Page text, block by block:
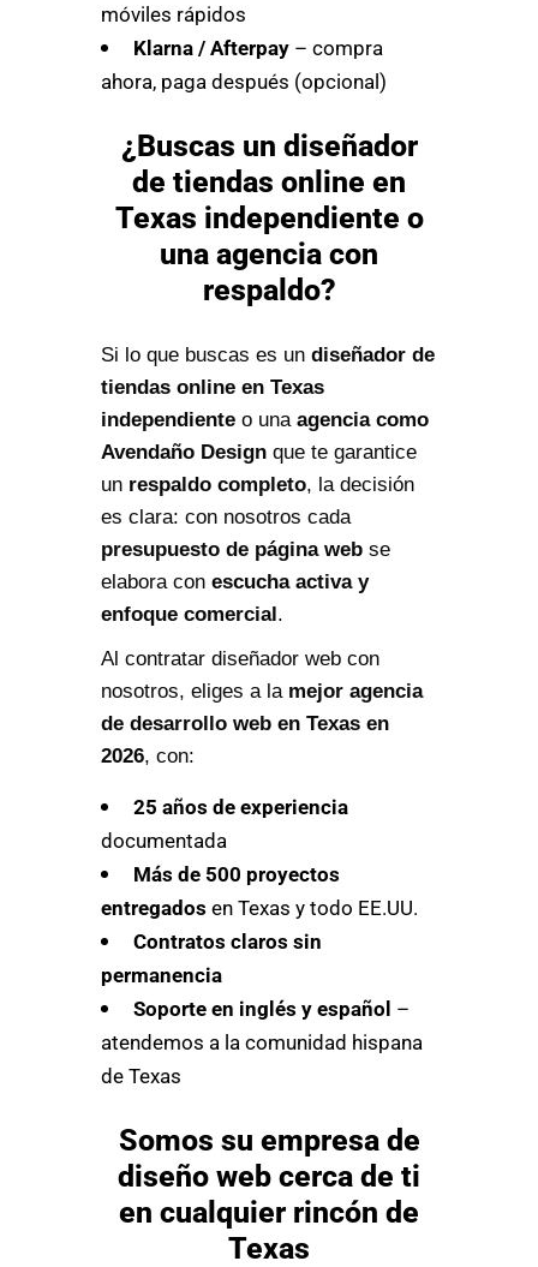
móviles rápidos
Klarna / Afterpay – compra
ahora, paga después (opcional)
¿Buscas un diseñador
de tiendas online en
Texas independiente o
una agencia con
respaldo?
Si lo que buscas es un diseñador de
tiendas online en Texas
independiente o una agencia como
Avendaño Design que te garantice
un respaldo completo, la decisión
es clara: con nosotros cada
presupuesto de página web se
elabora con escucha activa y
enfoque comercial.
Al contratar diseñador web con
nosotros, eliges a la mejor agencia
de desarrollo web en Texas en
2026, con:
25 años de experiencia
documentada
Más de 500 proyectos
entregados en Texas y todo EE.UU.
Contratos claros sin
permanencia
Soporte en inglés y español –
atendemos a la comunidad hispana
de Texas
Somos su empresa de
diseño web cerca de ti
en cualquier rincón de
Texas